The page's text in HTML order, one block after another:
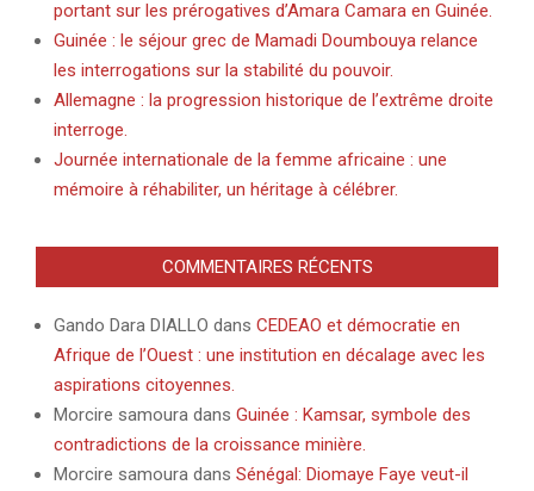
portant sur les prérogatives d’Amara Camara en Guinée.
Guinée : le séjour grec de Mamadi Doumbouya relance
les interrogations sur la stabilité du pouvoir.
Allemagne : la progression historique de l’extrême droite
interroge.
Journée internationale de la femme africaine : une
mémoire à réhabiliter, un héritage à célébrer.
COMMENTAIRES RÉCENTS
Gando Dara DIALLO dans CEDEAO et démocratie en
Afrique de l’Ouest : une institution en décalage avec les
aspirations citoyennes.
Morcire samoura dans Guinée : Kamsar, symbole des
contradictions de la croissance minière.
Morcire samoura dans Sénégal: Diomaye Faye veut-il